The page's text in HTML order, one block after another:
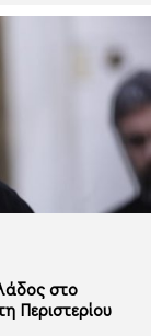
στο
Περιστερίου